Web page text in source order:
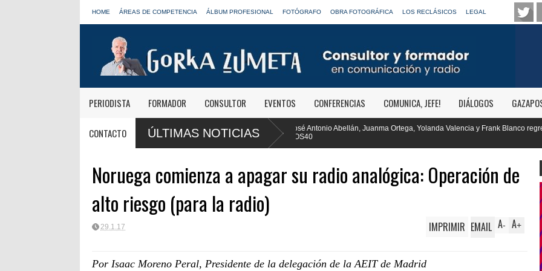
HOME ÁREAS DE COMPETENCIA ÁLBUM PROFESIONAL FOTÓGRAFO OBRA FOTOGRÁFICA LOS RECLÁSICOS LEGAL
PERIODISTA FORMADOR CONSULTOR EVENTOS CONFERENCIAS COMUNICA, JEFE! DIÁLOGOS
CONTACTO ÚLTIMAS NOTICIAS
de Onda Cero: "El viaje mereció
José Antonio Abellán, Juanma Ortega, Yolanda Valencia y Frank Blanco regresan a
LOS40
RTVE reivindica la
Noruega comienza a apagar su radio analógica: Operación de
alto riesgo (para la radio)
29.1.17 A+
A-
IMPRIMIR EMAIL
Por Isaac Moreno Peral, Presidente de la delegación de la AEIT de Madrid